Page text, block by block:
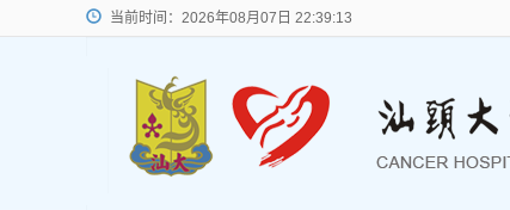
当前时间： 2026年08月07日 22:39:13